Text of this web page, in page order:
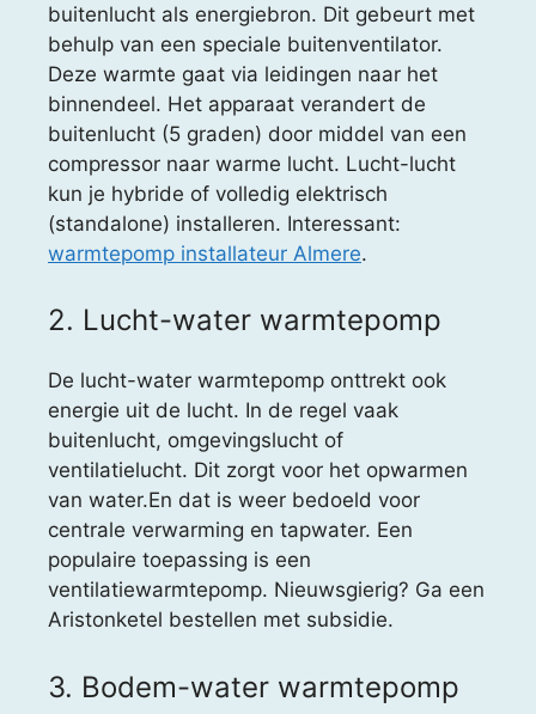
buitenlucht als energiebron. Dit gebeurt met
behulp van een speciale buitenventilator.
Deze warmte gaat via leidingen naar het
binnendeel. Het apparaat verandert de
buitenlucht (5 graden) door middel van een
compressor naar warme lucht. Lucht-lucht
kun je hybride of volledig elektrisch
(standalone) installeren. Interessant:
warmtepomp installateur Almere.
2. Lucht-water warmtepomp
De lucht-water warmtepomp onttrekt ook
energie uit de lucht. In de regel vaak
buitenlucht, omgevingslucht of
ventilatielucht. Dit zorgt voor het opwarmen
van water.En dat is weer bedoeld voor
centrale verwarming en tapwater. Een
populaire toepassing is een
ventilatiewarmtepomp. Nieuwsgierig? Ga een
Aristonketel bestellen met subsidie.
3. Bodem-water warmtepomp